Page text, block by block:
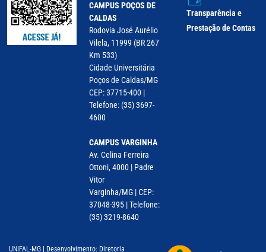
CAMPUS POÇOS DE
CALDAS
Rodovia José Aurélio
Vilela, 11999 (BR 267
Km 533)
Cidade Universitária
Poços de Caldas/MG
CEP: 37715-400 |
Telefone: (35) 3697-
4600
CAMPUS VARGINHA
Av. Celina Ferreira
Ottoni, 4000 | Padre
Vitor
Varginha/MG | CEP:
37048-395 | Telefone:
(35) 3219-8640
Transparência e
Prestação de Contas
UNIFAL-MG | Desenvolvimento: Diretoria